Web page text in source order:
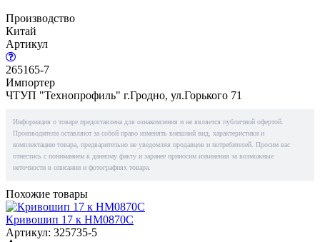
Производство
Китай
Артикул
265165-7
Импортер
ЧТУП "Технопрофиль" г.Гродно, ул.Горького 71
Информация о товаре предоставлена для ознакомления и не является публичной офертой.
Производители оставляют за собой право изменять внешний вид, характеристики и
комплектацию товара, предварительно не уведомляя продавцов и потребителей. Просим вас
отнестись с пониманием к данному факту и заранее приносим извинения за возможные
неточности в описании и фотографиях товара.
Похожие товары
Кривошип 17 к HM0870C
Артикул: 325735-5